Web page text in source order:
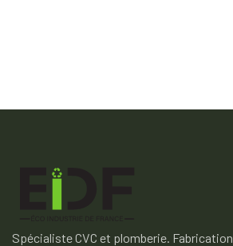
Spécialiste CVC et plomberie. Fabrication